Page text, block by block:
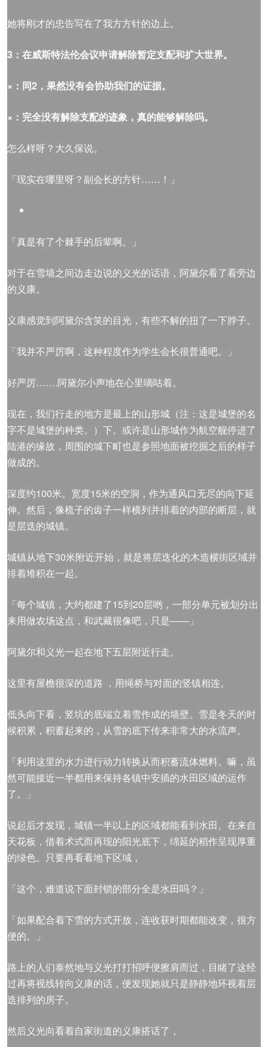
她将刚才的忠告写在了我方方针的边上。
3 ：在威斯特法伦会议申请解除暂定支配和扩大世界。
× ：同2 ，果然没有会协助我们的证据。
× ：完全没有解除支配的迹象，真的能够解除吗。
怎么样呀？大久保说。
「现实在哪里呀？副会长的方针……！」
「真是有了个棘手的后辈啊。」
对于在雪墙之间边走边说的义光的话语，阿黛尔看了看旁边
的义康。
义康感觉到阿黛尔含笑的目光，有些不解的扭了一下脖子。
「我并不严厉啊，这种程度作为学生会长很普通吧。」
好严厉…….阿黛尔小声地在心里嘀咕着。
现在，我们行走的地方是最上的山形城（注：这是城堡的名
字不是城堡的种类。）下。或许是山形城作为航空舰停进了
陆港的缘故，周围的城下町也是参照地面被挖掘之后的样子
做成的。
深度约100米。宽度15米的空洞，作为通风口无尽的向下延
伸。然后，像梳子的齿子一样横列并排着的内部的断层，就
是层迭的城镇。
城镇从地下30米附近开始，就是将层迭化的木造横街区域并
排着堆积在一起。
「每个城镇，大约都建了15到20层哟，一部分单元被划分出
来用做农场这点，和武藏很像吧，只是——」
阿黛尔和义光一起在地下五层附近行走。
这里有屋檐很深的道路 ，用绳桥与对面的竖镇相连。
低头向下看，竖坑的底端立着雪作成的墙壁。雪是冬天的时
候积累，积蓄起来的，从雪的底下传来非常大的水流声。
「利用这里的水力进行动力转换从而积蓄流体燃料。嘛，虽
然可能接近一半都用来保持各镇中安插的水田区域的运作
了。」
说起后才发现，城镇一半以上的区域都能看到水田。在来自
天花板，借着术式而再现的阳光底下，绵延的稻作呈现厚重
的绿色。只要再看看地下区域，
「这个，难道说下面封锁的部分全是水田吗？」
「如果配合着下雪的方式开放，连收获时期都能改变，很方
便的。」
路上的人们泰然地与义光打打招呼便擦肩而过，目睹了这经
过再将视线转向义康的话，便发现她就只是静静地环视着层
迭排列的房子。
然后义光向看着自家街道的义康搭话了，